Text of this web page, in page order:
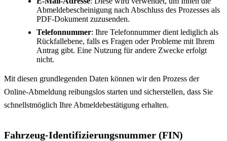
Abmeldebescheinigung nach Abschluss des Prozesses als
PDF-Dokument zuzusenden.
Telefonnummer: Ihre Telefonnummer dient lediglich als
Rückfallebene, falls es Fragen oder Probleme mit Ihrem
Antrag gibt. Eine Nutzung für andere Zwecke erfolgt
nicht.
Mit diesen grundlegenden Daten können wir den Prozess der
Online-Abmeldung reibungslos starten und sicherstellen, dass Sie
schnellstmöglich Ihre Abmeldebestätigung erhalten.
Fahrzeug-Identifizierungsnummer (FIN)